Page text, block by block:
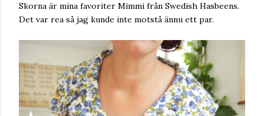
Skorna är mina favoriter Mimmi från Swedish Hasbeens.
Det var rea så jag kunde inte motstå ännu ett par.